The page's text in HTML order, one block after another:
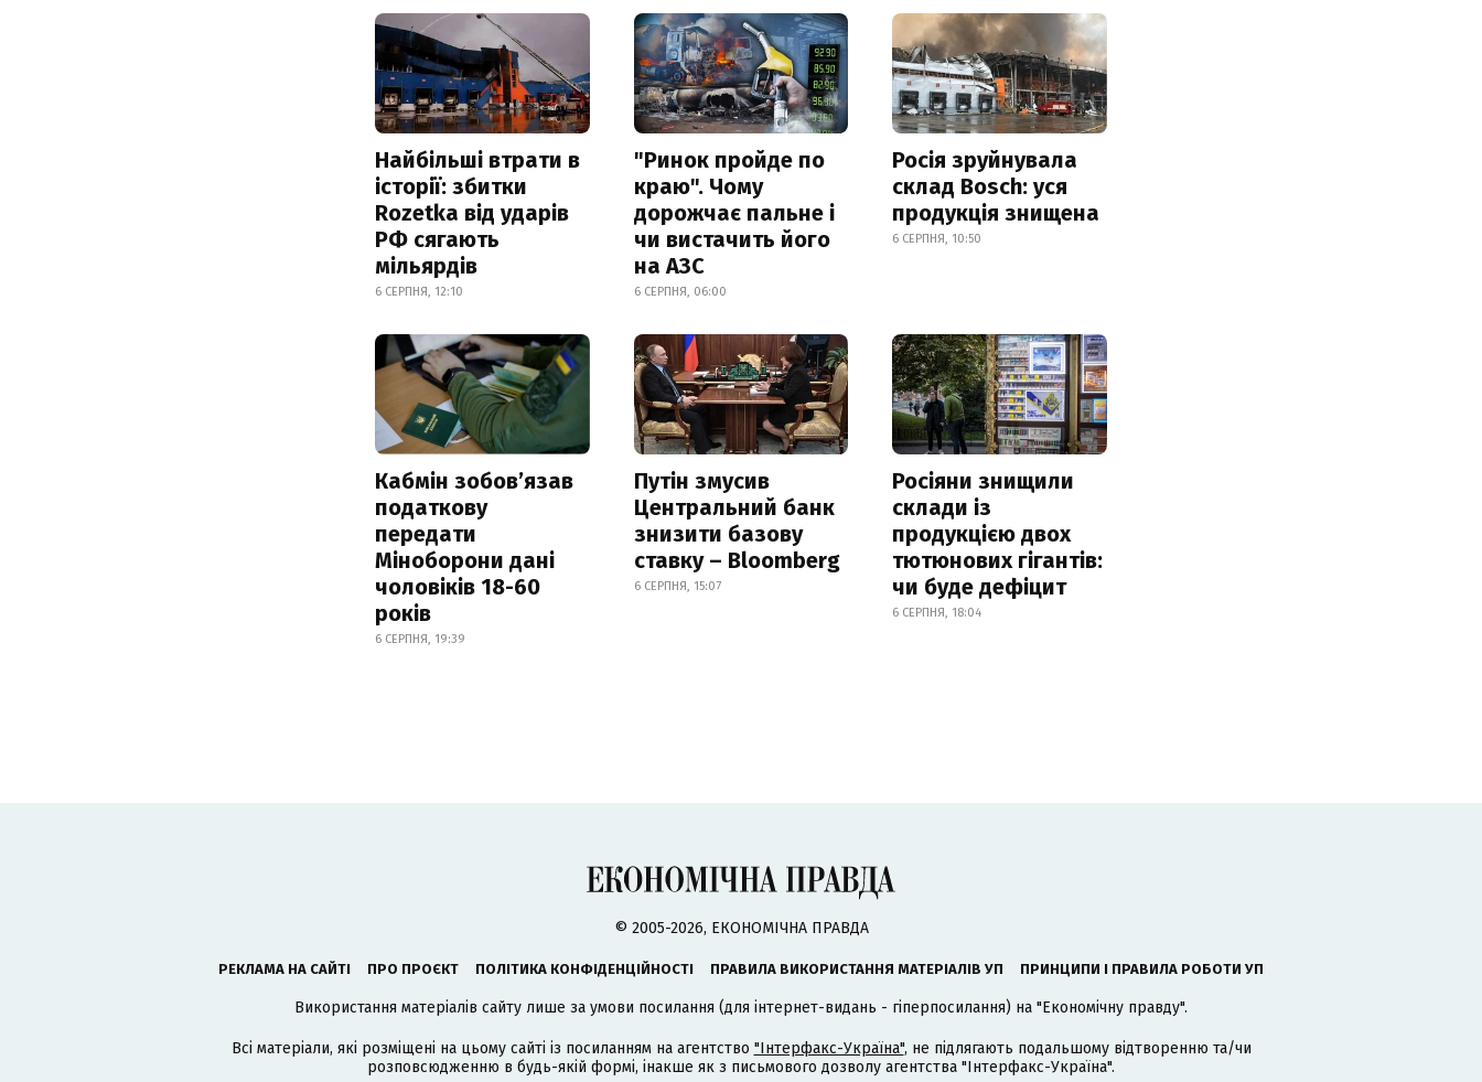
Найбільші втрати в
історії: збитки
Rozetka від ударів
РФ сягають
мільярдів
6 СЕРПНЯ, 12:10
"Ринок пройде по
краю". Чому
дорожчає пальне і
чи вистачить його
на АЗС
6 СЕРПНЯ, 06:00
Росія зруйнувала
склад Bosch: уся
продукція знищена
6 СЕРПНЯ, 10:50
Кабмін зобовʼязав
податкову
передати
Міноборони дані
чоловіків 18-60
років
6 СЕРПНЯ, 19:39
Путін змусив
Центральний банк
знизити базову
ставку – Bloomberg
6 СЕРПНЯ, 15:07
Росіяни знищили
склади із
продукцією двох
тютюнових гігантів:
чи буде дефіцит
6 СЕРПНЯ, 18:04
© 2005-2026, ЕКОНОМІЧНА ПРАВДА
РЕКЛАМА НА САЙТІ ПРО ПРОЄКТ ПОЛІТИКА КОНФІДЕНЦІЙНОСТІ ПРАВИЛА ВИКОРИСТАННЯ МАТЕРІАЛІВ УП ПРИНЦИПИ І ПРАВИЛА РОБОТИ УП
Використання матеріалів сайту лише за умови посилання (для інтернет-видань - гіперпосилання) на "Економічну правду".
Всі матеріали, які розміщені на цьому сайті із посиланням на агентство "Інтерфакс-Україна", не підлягають подальшому відтворенню та/чи
розповсюдженню в будь-якій формі, інакше як з письмового дозволу агентства "Інтерфакс-Україна".